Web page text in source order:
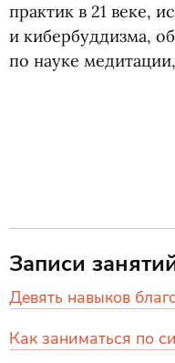
практик в 21 веке,
и кибербуддизма,
по науке
Записи
Девять навыков
Как заниматься по